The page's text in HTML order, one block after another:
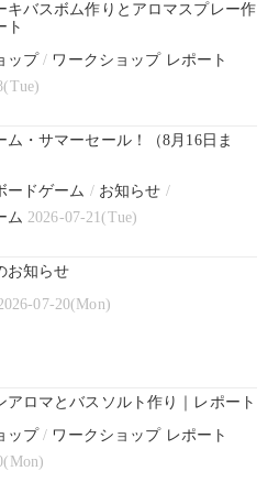
キバスボム作りとアロマスプレー作
ト
ップ/ ワークショップ レポート
ム・サマーセール！（8月16日ま
ードゲーム / お知らせ /
ム 2026-07-21(Tue)
お知らせ
07-20(Mon)
アロマとバスソルト作り｜レポート
ップ/ ワークショップ レポート